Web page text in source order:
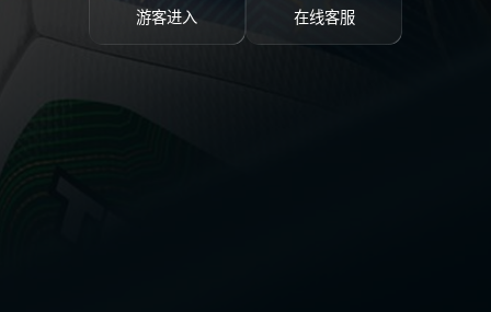
游客进入 在线客服